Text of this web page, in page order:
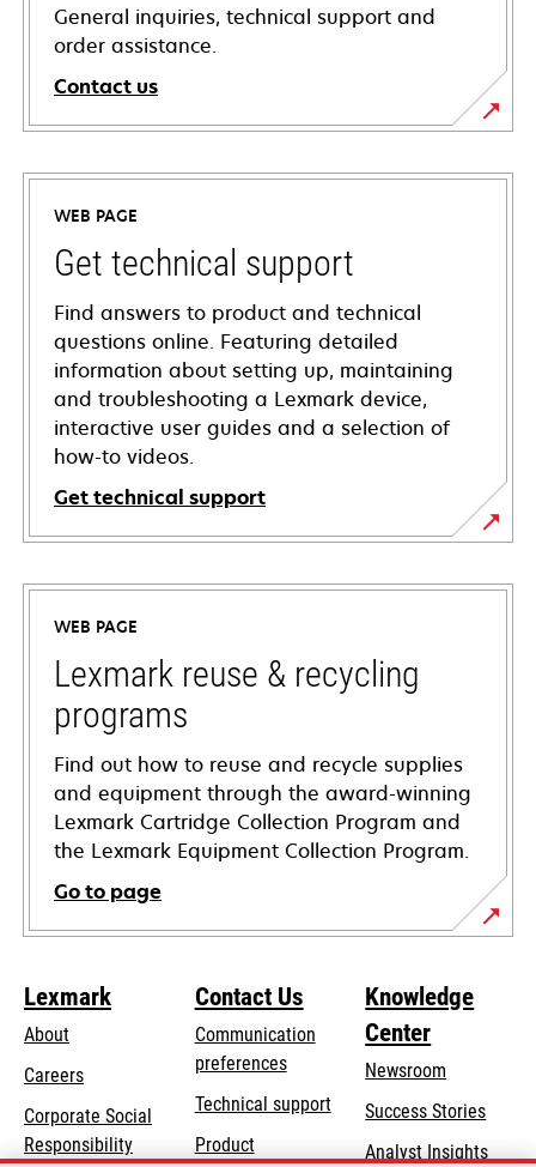
General inquiries, technical support and
order assistance.
Contact us
WEB PAGE
Get technical support
Find answers to product and technical
questions online. Featuring detailed
information about setting up, maintaining
and troubleshooting a Lexmark device,
interactive user guides and a selection of
how-to videos.
Get technical support
opens
in
new
tab
WEB PAGE
Lexmark reuse & recycling
programs
Find out how to reuse and recycle supplies
and equipment through the award-winning
Lexmark Cartridge Collection Program and
the Lexmark Equipment Collection Program.
Go to page
Lexmark
About
Careers
Corporate Social
Responsibilityopens
Contact Us
Communication
preferences
Technical supportopens
a
Product
Knowledge
Center
Newsroom
Success Stories
Analyst Insights